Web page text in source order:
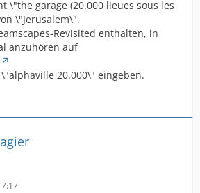
\"the garage (20.000 lieues sous les
\"Jerusalem\".
Revisited enthalten, in
anzuhören auf
20.000\" eingeben.